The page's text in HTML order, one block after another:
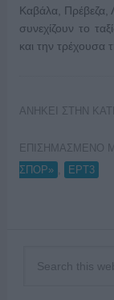
Καβάλα, Πρέβεζα,
συνεχίζουν το
και την τρέχουσα
ΑΝΗΚΕΙ ΣΤΗΝ
ΕΠΙΣΗΜΑΣΜΕΝΟ
ΣΠΟΡ»
ΕΡΤ3